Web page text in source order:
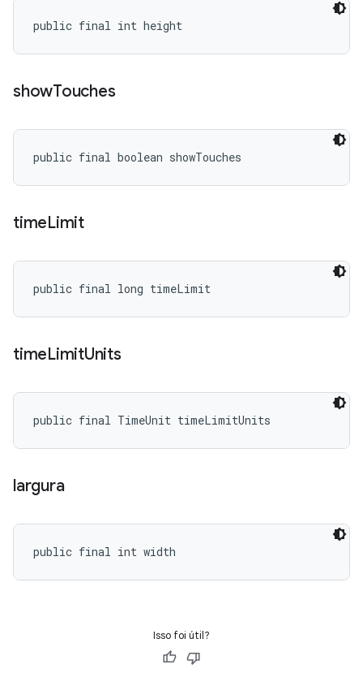
public final int height
showTouches
public final boolean showTouches
timeLimit
public final long timeLimit
timeLimitUnits
public final TimeUnit timeLimitUnits
largura
public final int width
Isso foi útil?